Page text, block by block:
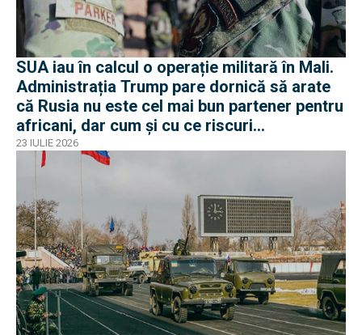
SUA iau în calcul o operație militară în Mali.
Administrația Trump pare dornică să arate
că Rusia nu este cel mai bun partener pentru
africani, dar cum și cu ce riscuri
operaționale?
23 IULIE 2026